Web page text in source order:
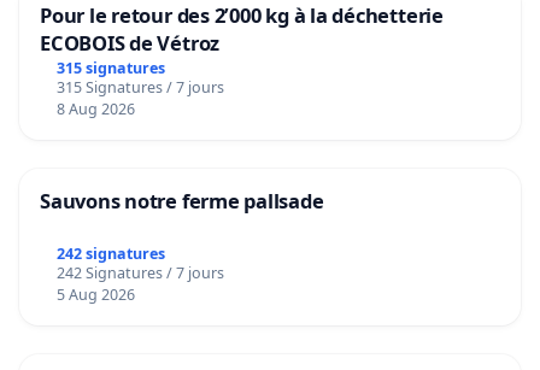
Pour le retour des 2’000 kg à la déchetterie
ECOBOIS de Vétroz
315 signatures
315 Signatures / 7 jours
8 Aug 2026
Sauvons notre ferme pallsade
242 signatures
242 Signatures / 7 jours
5 Aug 2026